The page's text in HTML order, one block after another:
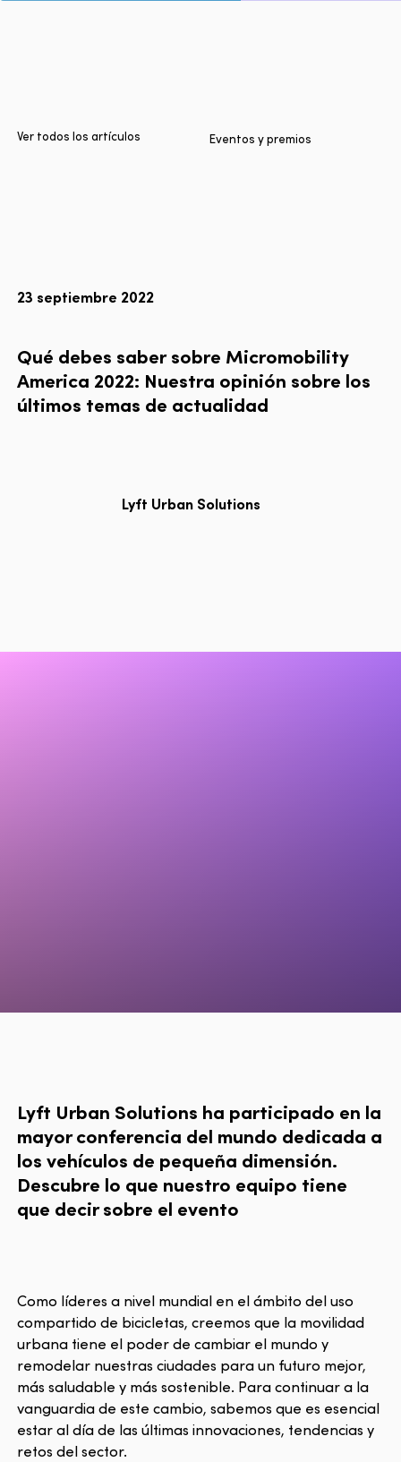
Technologies
Ver todos los artículos Eventos y premios
23 septiembre 2022
Qué debes sabersobre Micromobility
America 2022: Nuestra opinión sobre los
últimos temas de actualidad
Lyft Urban Solutions
Lyft Urban Solutions ha participado en la
mayor conferencia del mundo dedicada a
los vehículos de pequeña dimensión.
Descubre lo que nuestro equipo tiene
que decir sobre el evento
Como líderes a nivel mundial en el ámbito del uso
compartido de bicicletas, creemos que la movilidad
urbana tiene el poder de cambiar el mundo y
remodelar nuestras ciudades para un futuro mejor,
más saludable y más sostenible. Para continuar a la
vanguardia de este cambio, sabemos que es esencial
estar al día de las últimas innovaciones, tendencias y
retos del sector.